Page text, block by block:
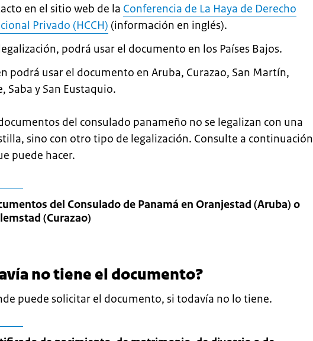
en el sitio web de la Conferencia de La Haya de Derecho
Privado (HCCH) (información en inglés).
podrá usar el documento en los Países Bajos.
podrá usar el documento en Aruba, Curazao, San Martín,
Saba y San Eustaquio.
del consulado panameño no se legalizan con una
sino con otro tipo de legalización. Consulte a continuación
puede hacer.
del Consulado de Panamá en Oranjestad (Aruba) o
(Curazao)
no tiene el documento?
puede solicitar el documento, si todavía no lo tiene.